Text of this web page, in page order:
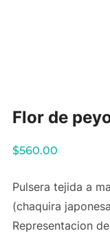
Flor de
$560.00
Pulsera tejida a
(chaquira
Representacion